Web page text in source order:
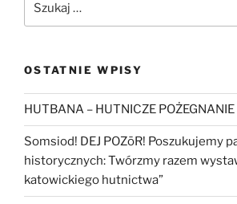
OSTATNIE WPISY
HUTBANA – HUTNICZE
Somsiod! DEJ POZōR! Poszukujemy
historycznych: Twórzmy razem
katowickiego hutnictwa”